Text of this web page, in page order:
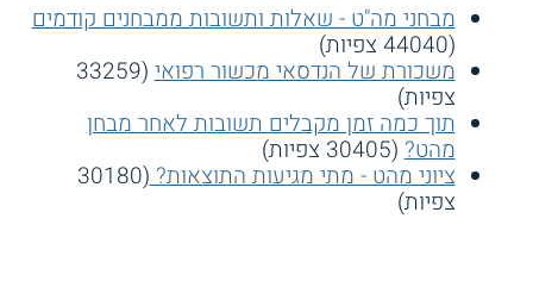
מבחני מה"ט - שאלות ותשובות ממבחנים קודמים
(44040 צפיות)
משכורת של הנדסאי מכשור רפואי (33259
צפיות)
תוך כמה זמן מקבלים תשובות לאחר מבחן
מהט?(30405 צפיות)
ציוני מהט - מתי מגיעות התוצאות? (30180
צפיות)